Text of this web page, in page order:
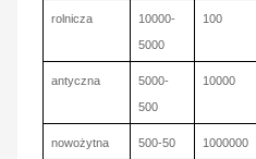
rolnicza
10000-
5000
100
antyczna
5000-
500
10000
nowożytna 500-50 1000000